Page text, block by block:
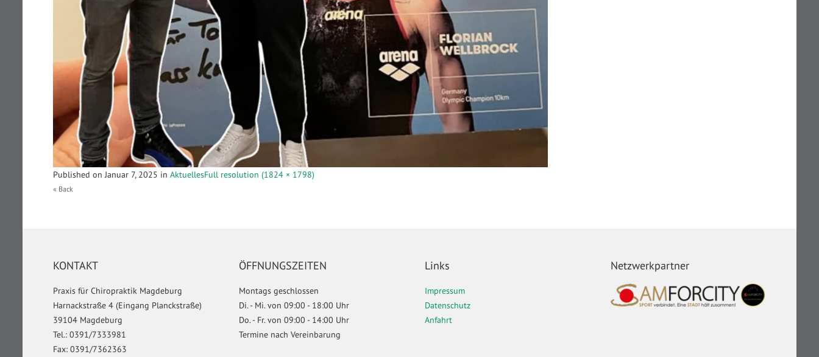
Published on Januar 7, 2025 in AktuellesFull resolution (1824 × 1798)
« Back
KONTAKT
Praxis für Chiropraktik Magdeburg
Harnackstraße 4 (Eingang Planckstraße)
39104 Magdeburg
Tel.: 0391/7333981
Fax: 0391/7362363
ÖFFNUNGSZEITEN
Montags geschlossen
Di. - Mi. von 09:00 - 18:00 Uhr
Do. - Fr. von 09:00 - 14:00 Uhr
Termine nach Vereinbarung
Links
Impressum
Datenschutz
Anfahrt
Netzwerkpartner